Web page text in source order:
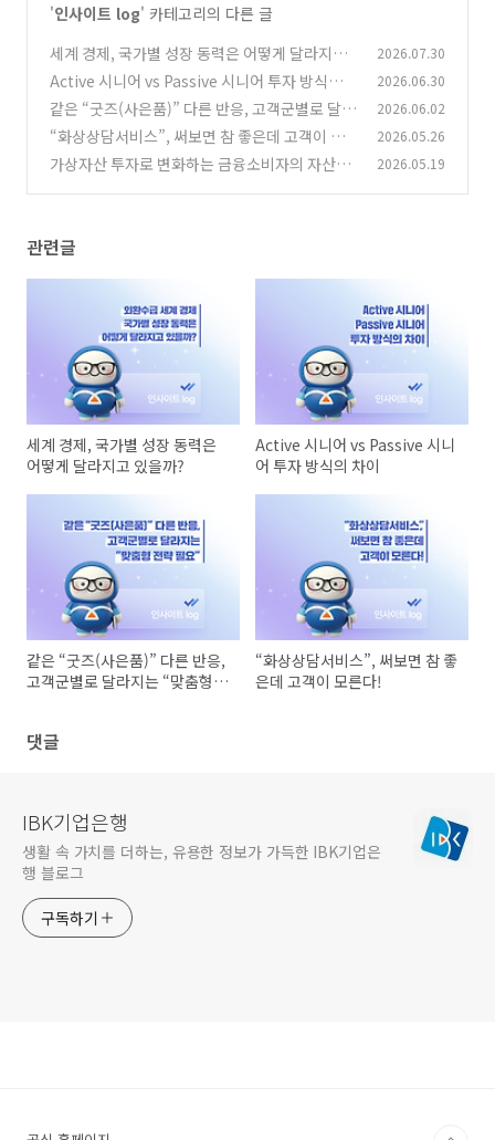
'인사이트 log' 카테고리의 다른 글
세계 경제, 국가별 성장 동력은 어떻게 달라지고
있을까?
(0)
2026.07.30
Active 시니어 vs Passive 시니어 투자 방식의
차이
(0)
2026.06.30
같은 “굿즈(사은품)” 다른 반응, 고객군별로 달라
지는 “맞춤형 전략 필요” (0)
2026.06.02
“화상상담서비스”, 써보면 참 좋은데 고객이 모
른다! (0)
2026.05.26
가상자산 투자로 변화하는 금융소비자의 자산포
2026.05.19
관련글
세계 경제, 국가별 성장 동력은
어떻게 달라지고 있을까?
Active 시니어 vs Passive 시니
어 투자 방식의 차이
같은 “굿즈(사은품)” 다른 반응,
고객군별로 달라지는 “맞춤형
“화상상담서비스”, 써보면 참 좋
은데 고객이 모른다!
댓글
IBK기업은행
생활 속 가치를 더하는, 유용한 정보가 가득한 IBK기업은
행 블로그
구독하기